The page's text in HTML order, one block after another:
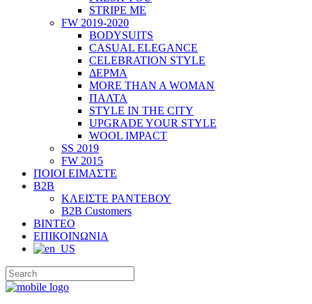
STRIPE ME
FW 2019-2020
BODYSUITS
CASUAL ELEGANCE
CELEBRATION STYLE
ΔΕΡΜΑ
MORE THAN A WOMAN
ΠΑΛΤΑ
STYLE IN THE CITY
UPGRADE YOUR STYLE
WOOL IMPACT
SS 2019
FW 2015
ΠΟΙΟΙ ΕΙΜΑΣΤΕ
B2B
ΚΛΕΙΣΤΕ ΡΑΝΤΕΒΟΥ
B2B Customers
ΒΙΝΤΕΟ
ΕΠΙΚΟΙΝΩΝΙΑ